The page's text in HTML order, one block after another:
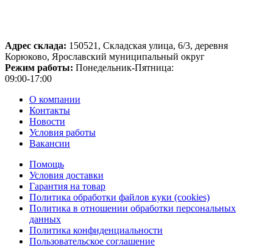
Адрес склада: 150521, Складская улица, 6/3, деревня
Корюково, Ярославский муниципальный округ
Режим работы: Понедельник-Пятница:
09:00-17:00
О компании
Контакты
Новости
Условия работы
Вакансии
Помощь
Условия доставки
Гарантия на товар
Политика обработки файлов куки (cookies)
Политика в отношении обработки персональных
данных
Политика конфиденциальности
Пользовательское соглашение